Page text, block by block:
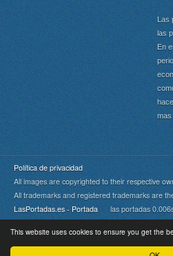
This website uses cookies to ensure you get the
Las
las
En
mas
Política de privacidad
All images are copyrighted to their respective
All trademarks and registered trademarks are
LasPortadas.es - Portada las portadas